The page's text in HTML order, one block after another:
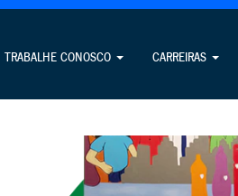
TRABALHE CONOSCO CARREIRAS